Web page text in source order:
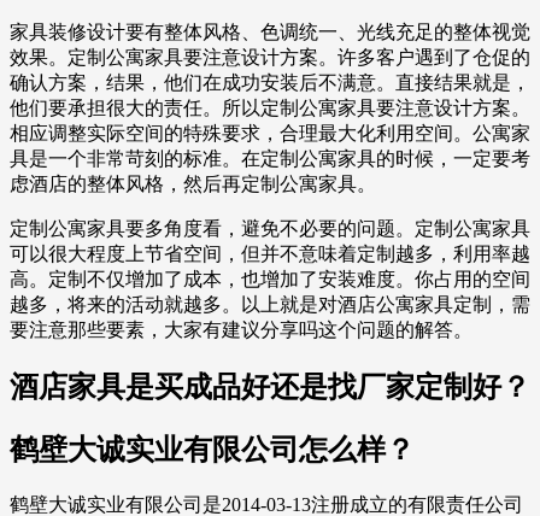
家具装修设计要有整体风格、色调统一、光线充足的整体视觉
效果。定制公寓家具要注意设计方案。许多客户遇到了仓促的
确认方案，结果，他们在成功安装后不满意。直接结果就是，
他们要承担很大的责任。所以定制公寓家具要注意设计方案。
相应调整实际空间的特殊要求，合理最大化利用空间。公寓家
具是一个非常苛刻的标准。在定制公寓家具的时候，一定要考
虑酒店的整体风格，然后再定制公寓家具。
定制公寓家具要多角度看，避免不必要的问题。定制公寓家具
可以很大程度上节省空间，但并不意味着定制越多，利用率越
高。定制不仅增加了成本，也增加了安装难度。你占用的空间
越多，将来的活动就越多。以上就是对酒店公寓家具定制，需
要注意那些要素，大家有建议分享吗这个问题的解答。
酒店家具是买成品好还是找厂家定制好？
鹤壁大诚实业有限公司怎么样？
鹤壁大诚实业有限公司是2014-03-13注册成立的有限责任公司